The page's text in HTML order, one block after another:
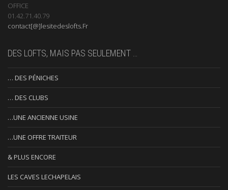
OFFICE
01.42.71.40.79
contact[@]lesitedeslofts.Fr
DES LOFTS, MAIS PAS SEULEMENT …
… DES PÉNICHES
… DES CLUBS
…UNE ANCIENNE USINE
…UNE OFFRE TRAITEUR
& PLUS ENCORE
LES CAVES LECHAPELAIS